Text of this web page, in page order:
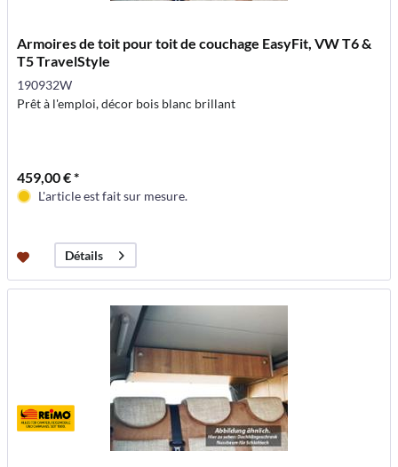
Armoires de toit pour toit de couchage EasyFit, VW T6 &
T5 TravelStyle
190932W
Prêt à l'emploi, décor bois blanc brillant
459,00 € *
L'article est fait sur mesure.
Détails